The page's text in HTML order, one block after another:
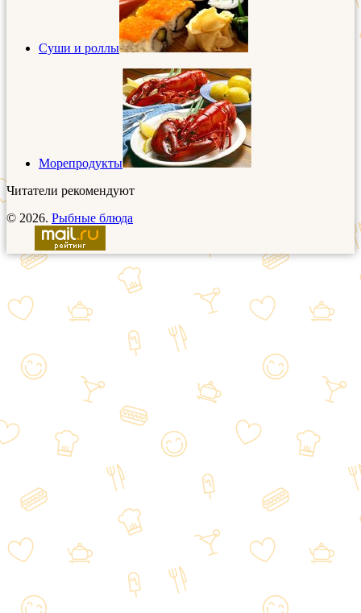
Суши и роллы
Морепродукты
Читатели рекомендуют
© 2026. Рыбные блюда